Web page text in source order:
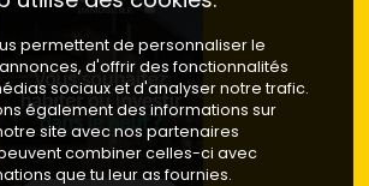
permettent de personnaliser le
d'offrir des fonctionnalités
sociaux et d'analyser notre trafic.
également des informations sur
site avec nos partenaires
combiner celles-ci avec
que tu leur as fournies.